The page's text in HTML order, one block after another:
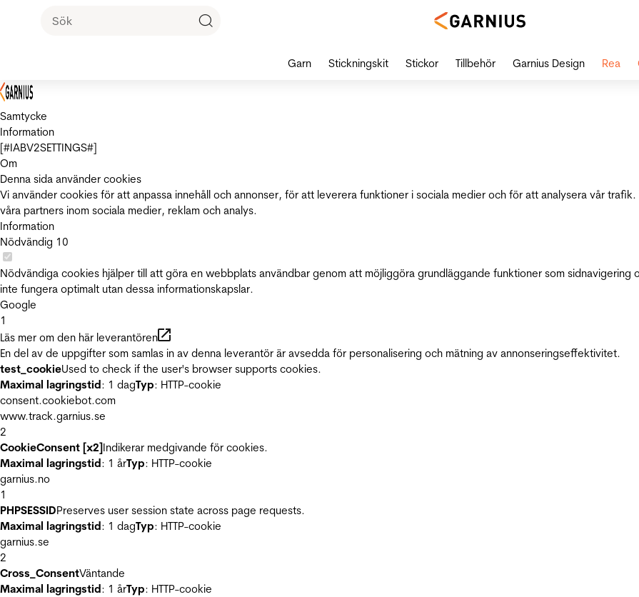
Samtycke
Information
[#IABV2SETTINGS#]
Om
Denna sida använder cookies
Vi använder cookies för att anpassa innehåll och annonser, för att leverera funktioner i sociala medier och för att analysera vår
våra partners inom sociala medier, reklam och analys.
Information
Nödvändig 10
Nödvändiga cookies hjälper till att göra en webbplats användbar genom att möjliggöra grundläggande funktioner som
inte fungera optimalt utan dessa informationskapslar.
Google
1
Läs mer om den här leverantören
En del av de uppgifter som samlas in av denna leverantör är avsedda för personalisering och mätning av annonseringseffektivitet.
test_cookieUsed to check if the user's browser supports cookies.
Maximal lagringstid: 1 dagTyp: HTTP-cookie
consent.cookiebot.com
www.track.garnius.se
2
CookieConsent [x2]Indikerar medgivande för cookies.
Maximal lagringstid: 1 årTyp: HTTP-cookie
garnius.no
1
PHPSESSIDPreserves user session state across page requests.
Maximal lagringstid: 1 dagTyp: HTTP-cookie
garnius.se
2
Cross_ConsentVäntande
Maximal lagringstid: 1 årTyp: HTTP-cookie
Garn Stickningskit Stickor Tillbehör Garnius Design Rea